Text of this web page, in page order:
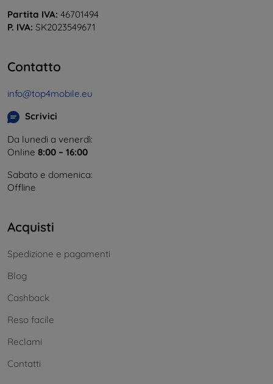
Partita IVA: 46701494
P. IVA: SK2023549671
Contatto
info@top4mobile.eu
Scrivici
Da lunedì a venerdì:
Online 8:00 – 16:00
Sabato e domenica:
Offline
Acquisti
Spedizione e pagamenti
Blog
Cashback
Reso facile
Reclami
Contatti